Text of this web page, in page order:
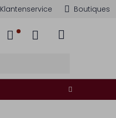
Klantenservice Boutiques